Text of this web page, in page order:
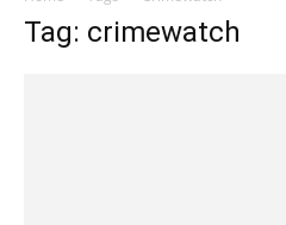
Tag: crimewatch